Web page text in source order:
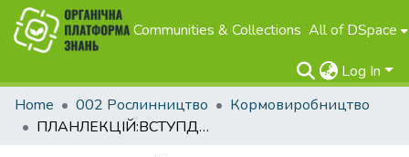
Communities & Collections All of DSpace
Log In
Home
002 Рослинництво
Кормовиробництво
ПЛАНЛЕКЦІЙ:ВСТУПДООРГАНІЧНОГОЗЕМЛЕРОБСТВА